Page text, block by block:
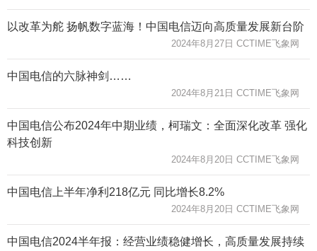
以改革为舵 扬帆数字蓝海！中国电信迈向高质量发展新台阶
2024年8月27日 CCTIME飞象网
中国电信的六脉神剑……
2024年8月21日 CCTIME飞象网
中国电信公布2024年中期业绩，柯瑞文：全面深化改革 强化
科技创新
2024年8月20日 CCTIME飞象网
中国电信上半年净利218亿元 同比增长8.2%
2024年8月20日 CCTIME飞象网
中国电信2024半年报：经营业绩稳健增长，高质量发展持续